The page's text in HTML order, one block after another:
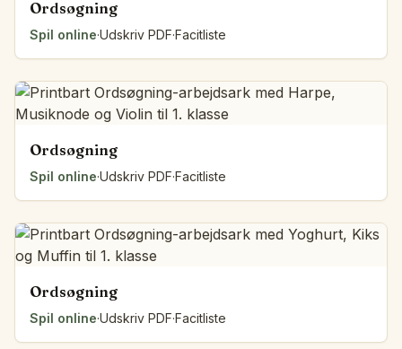
Ordsøgning
Spil online·Udskriv PDF·Facitliste
Ordsøgning
Spil online·Udskriv PDF·Facitliste
Ordsøgning
Spil online·Udskriv PDF·Facitliste